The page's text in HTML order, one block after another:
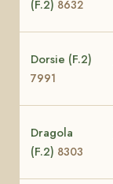
(F.2) 8632
Dorsie (F.2)
7991
Dragola
(F.2) 8303